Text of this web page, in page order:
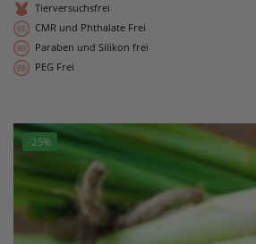
Tierversuchsfrei
CMR und Phthalate Frei
Paraben und Silikon frei
PEG Frei
-25%